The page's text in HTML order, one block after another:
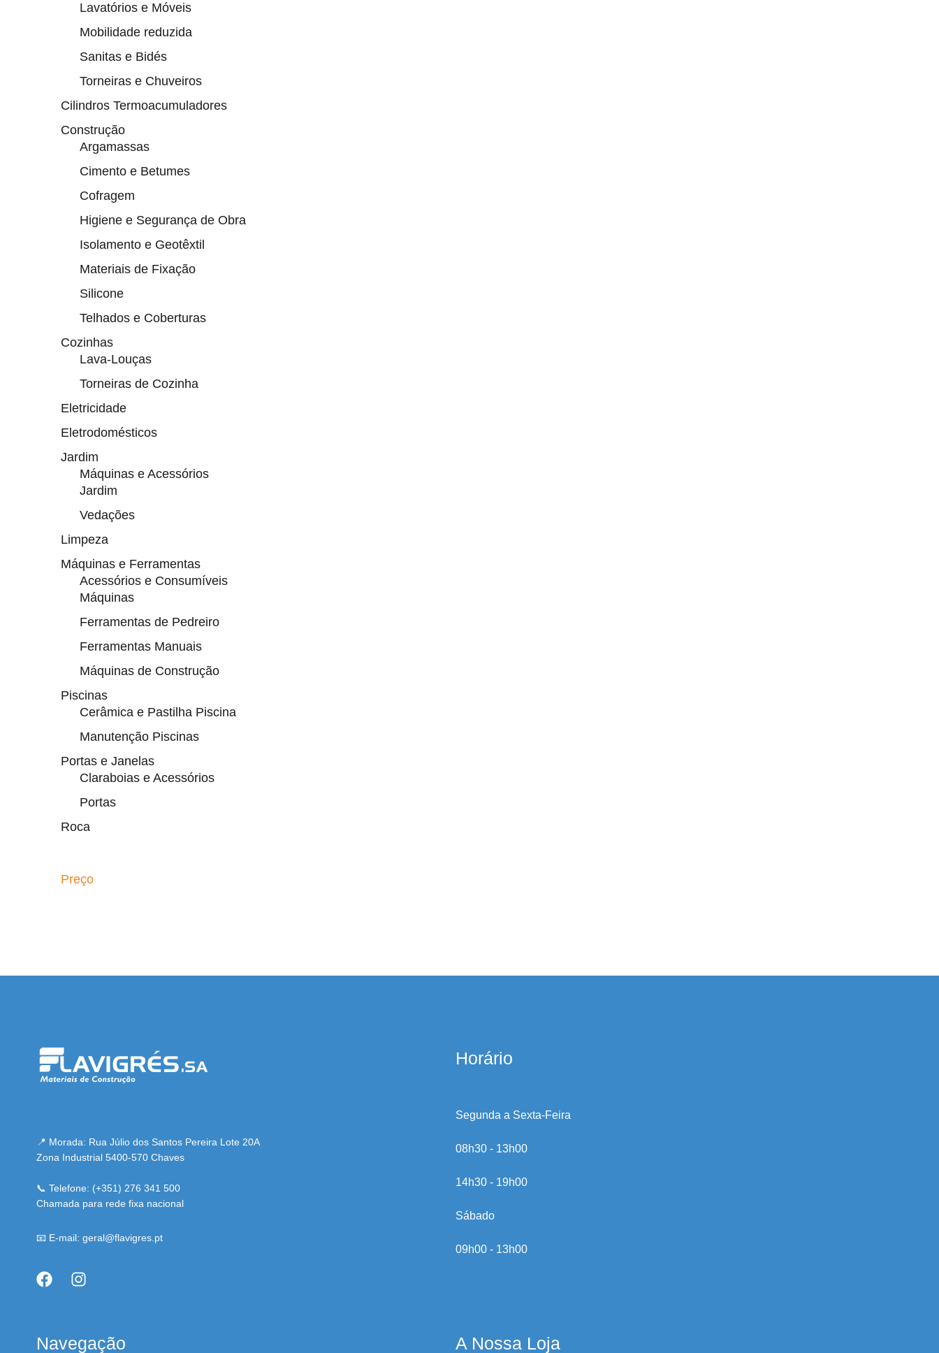
Lavatórios e Móveis
Mobilidade reduzida
Sanitas e Bidés
Torneiras e Chuveiros
Cilindros Termoacumuladores
Construção
Argamassas
Cimento e Betumes
Cofragem
Higiene e Segurança de Obra
Isolamento e Geotêxtil
Materiais de Fixação
Silicone
Telhados e Coberturas
Cozinhas
Lava-Louças
Torneiras de Cozinha
Eletricidade
Eletrodomésticos
Jardim
Máquinas e Acessórios
Jardim
Vedações
Limpeza
Máquinas e Ferramentas
Acessórios e Consumíveis
Máquinas
Ferramentas de Pedreiro
Ferramentas Manuais
Máquinas de Construção
Piscinas
Cerâmica e Pastilha Piscina
Manutenção Piscinas
Portas e Janelas
Claraboias e Acessórios
Portas
Roca
Preço
📍 Morada: Rua Júlio dos Santos Pereira Lote 20A
Zona Industrial 5400-570 Chaves
📞 Telefone: (+351) 276 341 500
Chamada para rede fixa nacional
📧 E-mail: geral@flavigres.pt
Horário
Segunda a Sexta-Feira
08h30 - 13h00
14h30 - 19h00
Sábado
09h00 - 13h00
Navegação A Nossa Loja